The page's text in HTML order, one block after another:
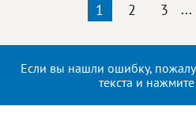
1 2 3 ...
Если вы нашли ошибку,
текста и нажмите